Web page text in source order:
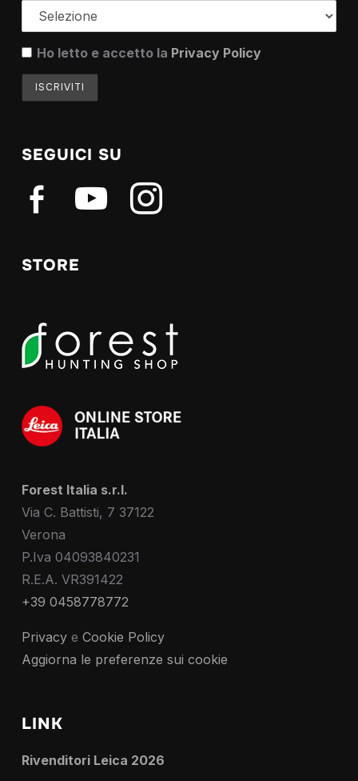
Ho letto e accetto la Privacy Policy
SEGUICI SU
facebook- youtube instagram
STORE
Forest Italia s.r.l.
Via C. Battisti, 7 37122
Verona
P.Iva 04093840231
R.E.A. VR391422
+39 0458778772
Privacye Cookie Policy
Aggiorna le preferenze sui cookie
LINK
Rivenditori Leica 2026